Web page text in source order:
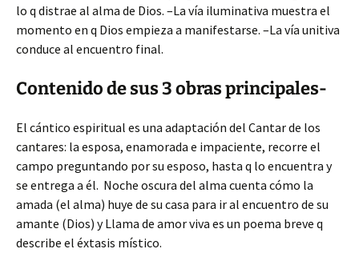
lo q distrae al alma de Dios. –La vía iluminativa muestra el
momento en q Dios empieza a manifestarse. –La vía unitiva
conduce al encuentro final.
Contenido de sus 3 obras principales-
El cántico espiritual es una adaptación del Cantar de los
cantares: la esposa, enamorada e impaciente, recorre el
campo preguntando por su esposo, hasta q lo encuentra y
se entrega a él. Noche oscura del alma cuenta cómo la
amada (el alma) huye de su casa para ir al encuentro de su
amante (Dios) y Llama de amor viva es un poema breve q
describe el éxtasis místico.